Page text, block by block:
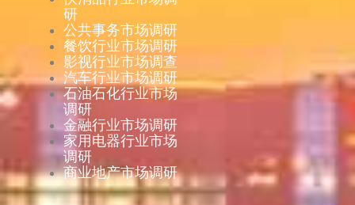
研
公共事务市场调研
餐饮行业市场调研
影视行业市场调查
汽车行业市场调研
石油石化行业市场
调研
金融行业市场调研
家用电器行业市场
调研
商业地产市场调研